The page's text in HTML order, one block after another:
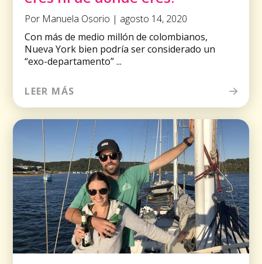
Por Manuela Osorio | agosto 14, 2020
Con más de medio millón de colombianos,
Nueva York bien podría ser considerado un
“exo-departamento” ...
LEER MÁS